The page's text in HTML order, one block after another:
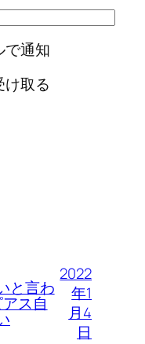
で通知
け取る
と言わ
ス自
2022
年1
月4
日